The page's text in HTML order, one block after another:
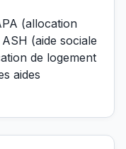
(allocation
(aide sociale
de logement
aides